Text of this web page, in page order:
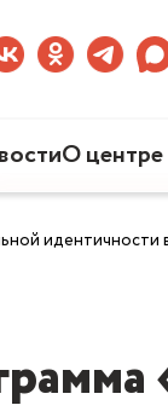
О центре
Центра